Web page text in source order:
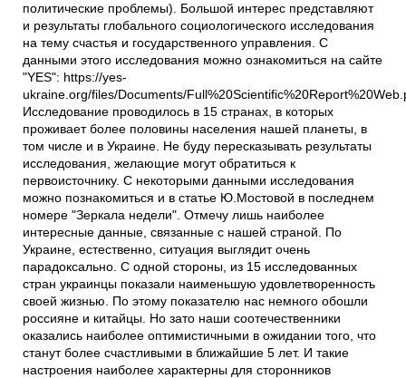
политические проблемы). Большой интерес представляют
и результаты глобального социологического исследования
на тему счастья и государственного управления. С
данными этого исследования можно ознакомиться на сайте
"YES": https://yes-
ukraine.org/files/Documents/
Исследование проводилось в 15 странах, в которых
проживает более половины населения нашей планеты, в
том числе и в Украине. Не буду пересказывать результаты
исследования, желающие могут обратиться к
первоисточнику. С некоторыми данными исследования
можно познакомиться и в статье Ю.Мостовой в последнем
номере "Зеркала недели". Отмечу лишь наиболее
интересные данные, связанные с нашей страной. По
Украине, естественно, ситуация выглядит очень
парадоксально. С одной стороны, из 15 исследованных
стран украинцы показали наименьшую удовлетворенность
своей жизнью. По этому показателю нас немного обошли
россияне и китайцы. Но зато наши соотечественники
оказались наиболее оптимистичными в ожидании того, что
станут более счастливыми в ближайшие 5 лет. И такие
настроения наиболее характерны для сторонников